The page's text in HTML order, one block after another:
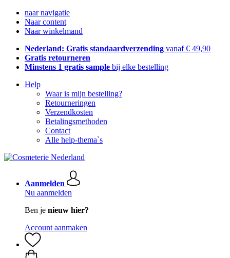
naar navigatie
Naar content
Naar winkelmand
Nederland: Gratis standaardverzending vanaf € 49,90
Gratis retourneren
Minstens 1 gratis sample bij elke bestelling
Help
Waar is mijn bestelling?
Retourneringen
Verzendkosten
Betalingsmethoden
Contact
Alle help-thema`s
Aanmelden
Nu aanmelden
Ben je nieuw hier?
Account aanmaken